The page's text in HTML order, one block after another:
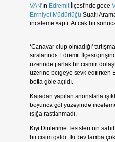
VAN'ın Edremitİlçesi'nde gece
Emniyet Müdürlüğü Sualtı
inceleme yaptı. Ancak bir
‘Canavar olup olmadığı'
sıralarında Edremit İlçesi
üzerinde parlak bir cismin
üzerine bölgeye sevk edilirken
botla göle açıldı.
Karadan yapılan anonslarla
boyunca göl yüzeyinde
ışığa rastlanmadı.
Kıyı Dinlenme Tesisleri’nin
bir cisim geldi. İki dev lamba çok